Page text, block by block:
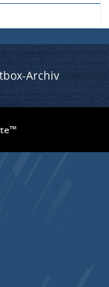
Archiv